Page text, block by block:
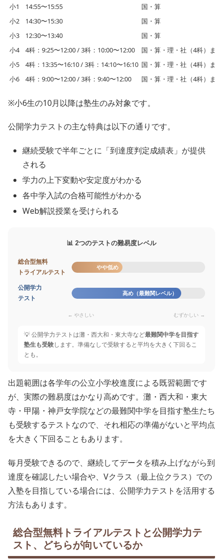
小1 14:55〜15:55
国・算
小2
14:30〜15:30
国・算
小3
12:30〜13:40
国・算
小4
4科：9:25〜12:00 / 3科：10:00〜12:00
国・算・理・社（4科）ま
小5
4科：13:35〜16:10 / 3科：14:10〜16:10 国・算・理・社（4科）ま
小6
4科：9:00〜12:00 / 3科：9:40〜12:00 国・算・理・社（4科）ま
※小6生の10月以降は塾生のみ対象です。
公開学力テストの主な特典は以下の通りです。
継続受験で半年ごとに「到達度判定成績表」が提供
される
学力の上下変動や安定度がわかる
各中学入試の合格可能性がわかる
Web解説授業を受けられる
📊 2つのテストの難易度レベル
総合型無料
トライアルテスト
やや低め
公開学力
テスト
高め（最難関レベル）
← やさしい むずかしい →
💡 公開学力テストは灘・西大和・東大寺など最難関中学を目指す
塾生も受験します。準備なしで受験すると平均を大きく下回るこ
とも。
出題範囲は各学年の公立小学校進度による既習範囲です
が、実際の難易度はかなり高めです。灘・西大和・東大
寺・甲陽・神戸女学院などの最難関中学を目指す塾生たち
も受験するテストなので、それ相応の準備がないと平均点
を大きく下回ることもあります。
毎月受験できるので、継続してデータを積み上げながら到
達度を確認したい場合や、Vクラス（最上位クラス）での
入塾を目指している場合には、公開学力テストを活用する
方法もあります。
総合型無料トライアルテストと公開学力テ
スト、どちらが向いているか